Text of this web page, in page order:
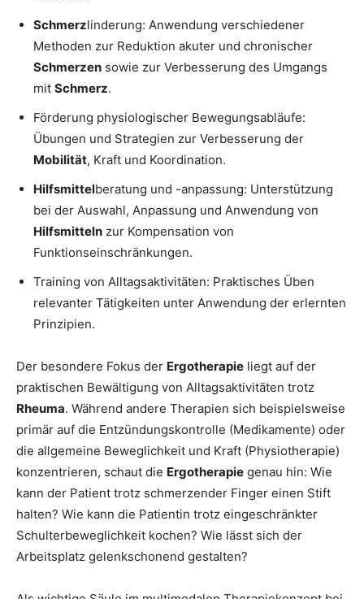
Schmerzlinderung: Anwendung verschiedener
Methoden zur Reduktion akuter und chronischer
Schmerzen sowie zur Verbesserung des Umgangs
mit Schmerz.
Förderung physiologischer Bewegungsabläufe:
Übungen und Strategien zur Verbesserung der
Mobilität, Kraft und Koordination.
Hilfsmittelberatung und -anpassung: Unterstützung
bei der Auswahl, Anpassung und Anwendung von
Hilfsmitteln zur Kompensation von
Funktionseinschränkungen.
Training von Alltagsaktivitäten: Praktisches Üben
relevanter Tätigkeiten unter Anwendung der erlernten
Prinzipien.
Der besondere Fokus der Ergotherapie liegt auf der
praktischen Bewältigung von Alltagsaktivitäten trotz
Rheuma. Während andere Therapien sich beispielsweise
primär auf die Entzündungskontrolle (Medikamente) oder
die allgemeine Beweglichkeit und Kraft (Physiotherapie)
konzentrieren, schaut die Ergotherapie genau hin: Wie
kann der Patient trotz schmerzender Finger einen Stift
halten? Wie kann die Patientin trotz eingeschränkter
Schulterbeweglichkeit kochen? Wie lässt sich der
Arbeitsplatz gelenkschonend gestalten?